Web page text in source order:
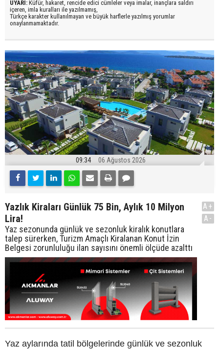
UYARI: Küfür, hakaret, rencide edici cümleler veya imalar, inançlara saldırı
içeren, imla kuralları ile yazılmamış,
Türkçe karakter kullanılmayan ve büyük harflerle yazılmış yorumlar
onaylanmamaktadır.
09:34 06 Ağustos 2026
Yazlık Kiraları Günlük 75 Bin, Aylık 10 Milyon
Lira!
Yaz sezonunda günlük ve sezonluk kiralık konutlara
talep sürerken, Turizm Amaçlı Kiralanan Konut İzin
Belgesi zorunluluğu ilan sayısını önemli ölçüde azalttı
A+
A-
Yaz aylarında tatil bölgelerinde günlük ve sezonluk